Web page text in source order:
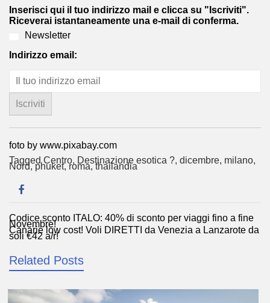
Inserisci qui il tuo indirizzo mail e clicca su "Iscriviti".
Riceverai istantaneamente una e-mail di conferma.
Newsletter
Indirizzo email:
foto by www.pixabay.com
TaggedCentro, Destinazione esotica ?, dicembre, milano,
Nord,phuket,roma,thailandia
Navigazione
articoli
Codice sconto ITALO: 40% di sconto per viaggi fino a fine
Novembre!
Canarie low cost! Voli DIRETTI da Venezia a Lanzarote da
soli €42 a/r!
Related Posts